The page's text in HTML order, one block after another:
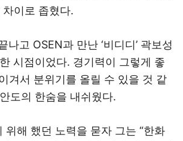
이로 좁혔다.
나고 OSEN과 만난 ‘비디디’ 곽보성
시점이었다. 경기력이 그렇게 좋
겨서 분위기를 올릴 수 있을 것 같
도의 한숨을 내쉬웠다.
위해 했던 노력을 묻자 그는 “한화